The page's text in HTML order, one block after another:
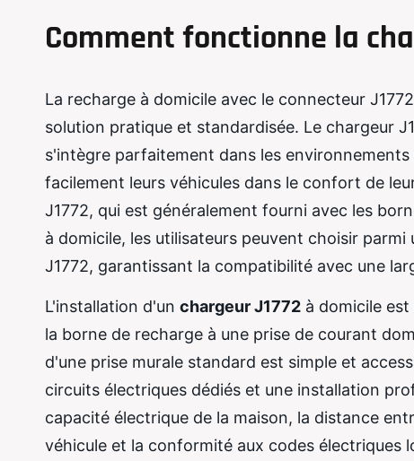
Comment fonctionne la
La recharge à domicile avec le connecteur
solution pratique et standardisée. Le chargeur
s'intègre parfaitement dans les
facilement leurs véhicules dans le confort de
J1772, qui est généralement fourni avec les
à domicile, les utilisateurs peuvent choisir
J1772, garantissant la compatibilité avec une
L'installation d'un chargeur J1772 à domicile
la borne de recharge à une prise de courant
d'une prise murale standard est simple et
circuits électriques dédiés et une installation
capacité électrique de la maison, la distance
véhicule et la conformité aux codes électriques